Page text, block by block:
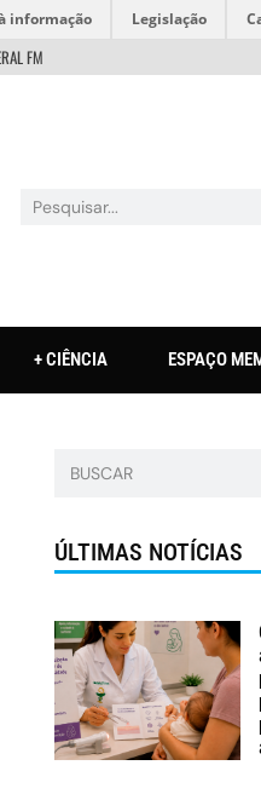
informação Legislação
FM
+ CIÊNCIA ESPAÇO
ÚLTIMAS NOTÍCIAS